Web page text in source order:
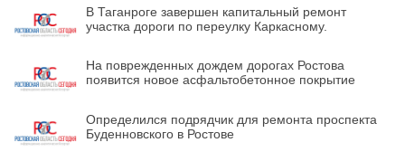
В Таганроге завершен капитальный ремонт
участка дороги по переулку Каркасному.
На поврежденных дождем дорогах Ростова
появится новое асфальтобетонное покрытие
Определился подрядчик для ремонта проспекта
Буденновского в Ростове